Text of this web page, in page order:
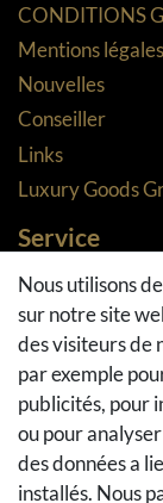
CONDITIONS
Mentions légales
Nouvelles
Conseiller
Links
Luxury Goods
Service
Méthodes de
Méthodes et
Droit de
Retours
Se rétracter du
Panier d'achat
A la caisse
Nous utilisons
sur notre site
des visiteurs de
par exemple
publicités, pour
ou pour
des données a
installés. Nous